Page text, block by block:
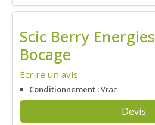
Scic Berry Energies
Bocage
Écrire un avis
Conditionnement :Vrac
Devis